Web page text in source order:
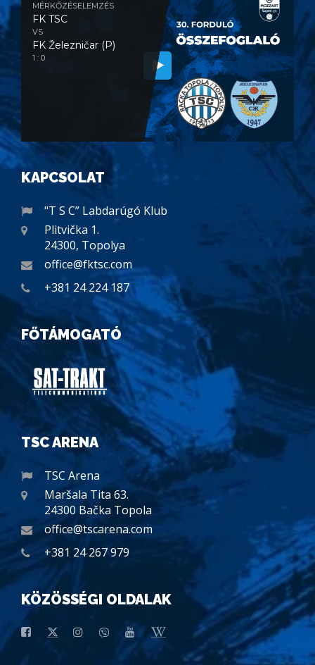
MÉRKŐZÉSELEMZÉS
FK TSC
VS
FK Železničar (P)
1 : 0
KAPCSOLAT
"T S C” Labdarúgó Klub
Plitvička 1.
24300, Topolya
office@fktsc.com
+381 24 224 187
FŐTÁMOGATÓ
TSC ARENA
TSC Arena
Maršala Tita 63.
24300 Bačka Topola
office@tscarena.com
+381 24 267 979
KÖZÖSSÉGI OLDALAK